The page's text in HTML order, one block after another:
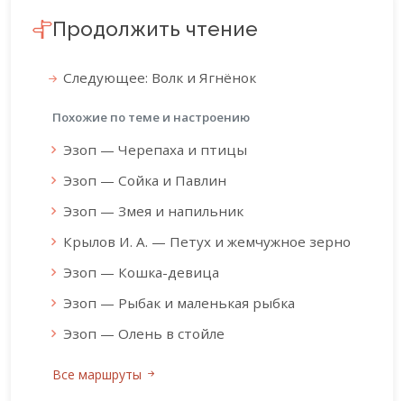
Продолжить чтение
Следующее: Волк и Ягнёнок
Похожие по теме и настроению
Эзоп — Черепаха и птицы
Эзоп — Сойка и Павлин
Эзоп — Змея и напильник
Крылов И. А. — Петух и жемчужное зерно
Эзоп — Кошка-девица
Эзоп — Рыбак и маленькая рыбка
Эзоп — Олень в стойле
Все маршруты